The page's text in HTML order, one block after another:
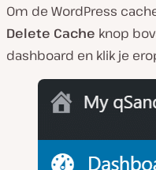
Om de WordPress
Delete Cache knop
dashboard en klik je